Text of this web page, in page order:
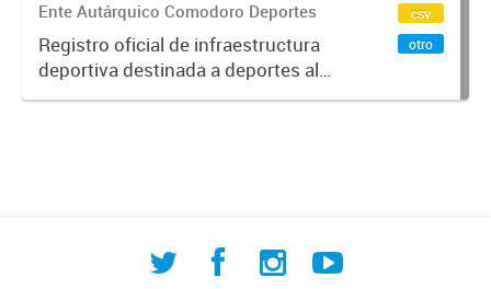
Comodoro Rivadavia
Ente Autárquico Comodoro Deportes
Registro oficial de infraestructura
deportiva destinada a deportes al
aire libre en Comodoro Rivadavia
csv
otro